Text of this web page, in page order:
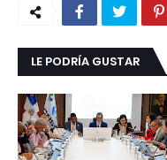
LE PODRÍA GUSTAR